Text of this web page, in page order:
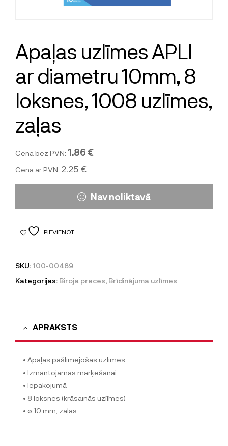
Apaļas uzlīmes APLI
ar diametru 10mm, 8
loksnes, 1008 uzlīmes,
zaļas
Cena bez PVN: 1.86 €
Cena ar PVN: 2.25 €
Nav noliktavā
PIEVIENOT
SKU: 100-00489
Kategorijas: Biroja preces, Brīdinājuma uzlīmes
APRAKSTS
• Apaļas pašlīmējošās uzlīmes
• Izmantojamas marķēšanai
• Iepakojumā
• 8 loksnes (krāsainās uzlīmes)
• ø 10 mm, zaļas